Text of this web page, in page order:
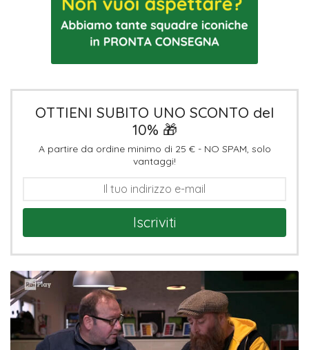
OTTIENI SUBITO UNO SCONTO del
10% 🎁
A partire da ordine minimo di 25 € - NO SPAM, solo
vantaggi!
Iscriviti